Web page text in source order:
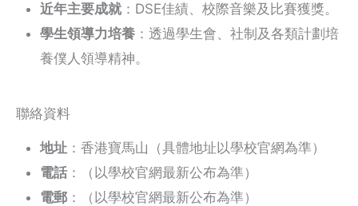
近年主要成就 ：DSE佳績、校際音樂及比賽獲獎。
學生領導力培養 ：透過學生會、社制及各類計劃培
養僕人領導精神。
聯絡資料
地址 ：香港寶馬山（具體地址以學校官網為準）
電話 ：（以學校官網最新公布為準）
電郵 ：（以學校官網最新公布為準）